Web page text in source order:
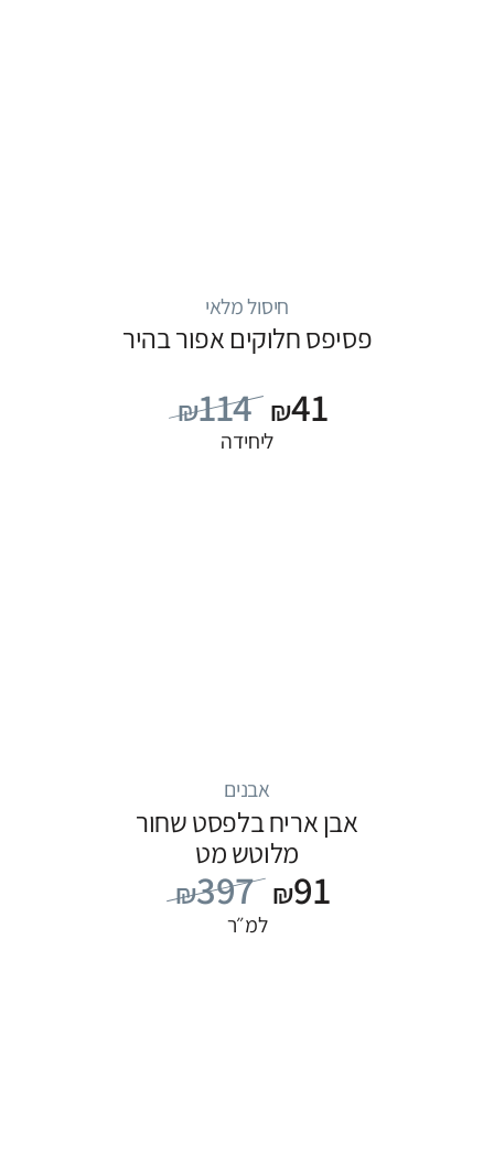
חיסול מלאי
פסיפס חלוקים אפור בהיר
₪114 ₪41
ליחידה
אבנים
אבן אריח בלפסט שחור
מלוטש מט
₪397 ₪91
למ״ר